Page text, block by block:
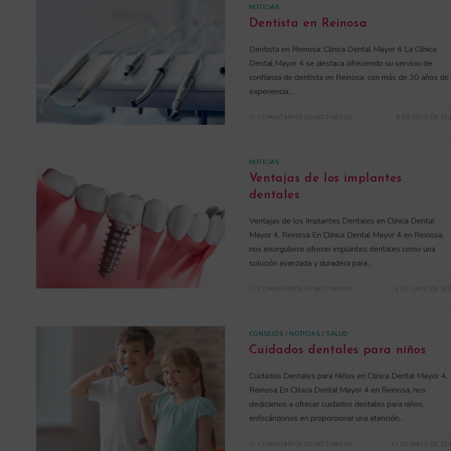
NOTICIAS
Dentista en Reinosa
Dentista en Reinosa: Clínica Dental Mayor 4 La Clínica
Dental Mayor 4 se destaca ofreciendo su servicio de
confianza de dentista en Reinosa, con más de 30 años de
experiencia…
COMENTARIOS DESACTIVADOS 9 DE JULIO DE
NOTICIAS
Ventajas de los implantes
dentales
Ventajas de los Implantes Dentales en Clínica Dental
Mayor 4, Reinosa En Clínica Dental Mayor 4 en Reinosa,
nos enorgullece ofrecer implantes dentales como una
solución avanzada y duradera para…
COMENTARIOS DESACTIVADOS 2 DE JUNIO DE
CONSEJOS / NOTICIAS / SALUD
Cuidados dentales para niños
Cuidados Dentales para Niños en Clínica Dental Mayor 4,
Reinosa En Clínica Dental Mayor 4 en Reinosa, nos
dedicamos a ofrecer cuidados dentales para niños,
enfocándonos en proporcionar una atención…
COMENTARIOS DESACTIVADOS 17 DE MAYO DE